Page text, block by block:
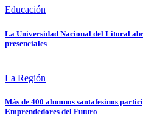
Educación
La Universidad Nacional del Litoral
presenciales
La Región
Más de 400 alumnos santafesinos
Emprendedores del Futuro